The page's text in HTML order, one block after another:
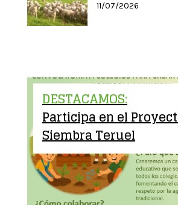
11/07/2026
DESTACAMOS:
Participa en el
Siembra Teruel